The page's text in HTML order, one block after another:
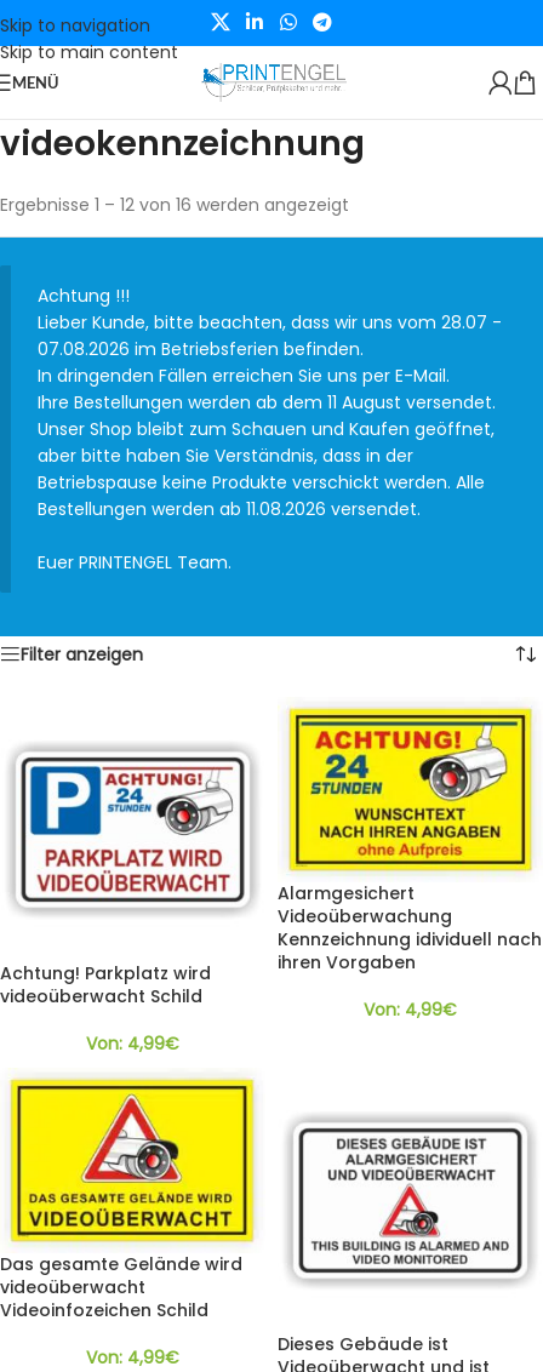
Skip to navigation
Skip to main content
MENÜ
videokennzeichnung
Ergebnisse 1 – 12 von 16 werden angezeigt
Achtung !!!
Lieber Kunde, bitte beachten, dass wir uns vom 28.07 -
07.08.2026 im Betriebsferien befinden.
In dringenden Fällen erreichen Sie uns per E-Mail.
Ihre Bestellungen werden ab dem 11 August versendet.
Unser Shop bleibt zum Schauen und Kaufen geöffnet,
aber bitte haben Sie Verständnis, dass in der
Betriebspause keine Produkte verschickt werden. Alle
Bestellungen werden ab 11.08.2026 versendet.
Euer PRINTENGEL Team.
Filter anzeigen
Achtung! Parkplatz wird
videoüberwacht Schild
Von: 4,99€
Alarmgesichert
Videoüberwachung
Kennzeichnung idividuell nach
ihren Vorgaben
Von: 4,99€
Das gesamte Gelände wird
videoüberwacht
Videoinfozeichen Schild
Von: 4,99€
Dieses Gebäude ist